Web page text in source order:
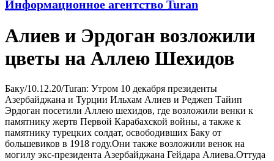
Информационное агентство Turan
Алиев и Эрдоган возложили
цветы на Аллею Шехидов
Баку/10.12.20/Turan: Утром 10 декабря президенты
Азербайджана и Турции Ильхам Алиев и Реджеп Тайип
Эрдоган посетили Аллею шехидов, где возложили венки к
памятнику жертв Первой Карабахской войны, а также к
памятнику турецких солдат, освободивших Баку от
большевиков в 1918 году.Они также возложили венок на
могилу экс-президента Азербайджана Гейдара Алиева.Оттуда